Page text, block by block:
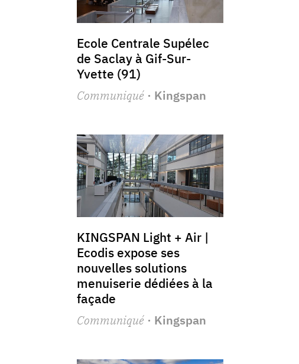
Ecole Centrale Supélec
de Saclay à Gif-Sur-
Yvette (91)
Communiqué· Kingspan
KINGSPAN Light + Air |
Ecodis expose ses
nouvelles solutions
menuiserie dédiées à la
façade
Communiqué· Kingspan